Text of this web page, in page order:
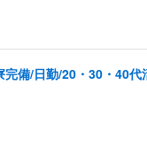
備/日勤/20・30・40代